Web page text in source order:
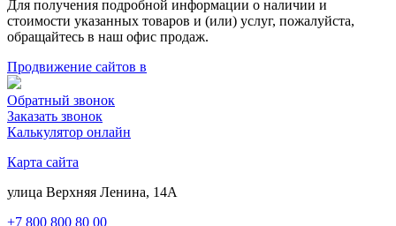
Для получения подробной информации о наличии и
стоимости указанных товаров и (или) услуг, пожалуйста,
обращайтесь в наш офис продаж.
Продвижение сайтов в
Обратный звонок
Заказать звонок
Калькулятор онлайн
Карта сайта
улица Верхняя Ленина, 14А
+7 800 800 80 00